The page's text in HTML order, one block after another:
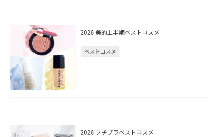
2026 美的上半期ベストコスメ
ベストコスメ
2026 プチプラベストコスメ